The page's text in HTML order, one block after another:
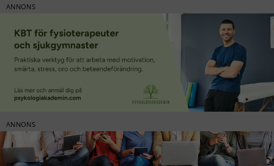
ANNONS
ANNONS